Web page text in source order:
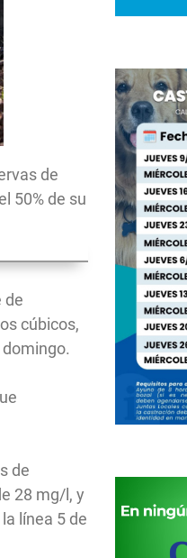
de
50% de su
de
cúbicos,
de
28 mg/l, y
línea 5 de